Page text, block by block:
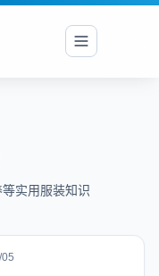
实用服装知识